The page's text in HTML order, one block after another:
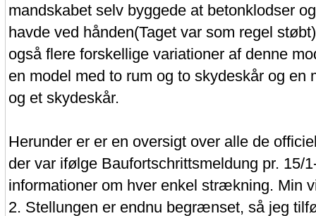
mandskabet selv byggede at betonklodser
havde ved hånden(Taget var som regel
også flere forskellige variationer af denne
en model med to rum og to skydeskår og en
og et skydeskår.
Herunder er er en oversigt over alle de
der var ifølge Baufortschrittsmeldung pr. 15/
informationer om hver enkel strækning. Min
2. Stellungen er endnu begrænset, så jeg